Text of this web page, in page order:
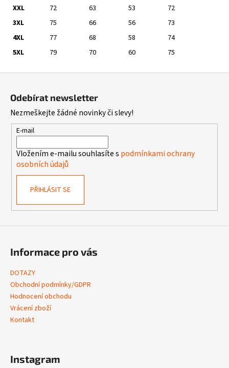
XXL
72 63 53
72
3XL
75 66 56
73
4XL
77 68 58
74
5XL
79 70 60 75
Odebírat newsletter
Nezmeškejte žádné novinky či slevy!
E-mail
Vložením e-mailu souhlasíte s podmínkami ochrany
osobních údajů
PŘIHLÁSIT SE
Informace pro vás
DOTAZY
Obchodní podmínky/GDPR
Hodnocení obchodu
Vrácení zboží
Kontakt
Instagram